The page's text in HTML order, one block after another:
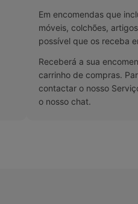
Em encomendas que
móveis, colchões,
possível que os receba
Receberá a sua
carrinho de compras.
contactar o nosso
o nosso chat.